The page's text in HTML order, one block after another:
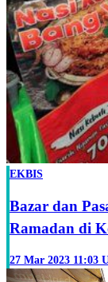
EKBIS
Bazar dan
Ramadan di
27 Mar 2023 11:03